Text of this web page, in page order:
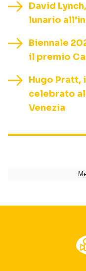
David
lunario
Biennale
il premio
Hugo Pratt,
celebrato
Venezia